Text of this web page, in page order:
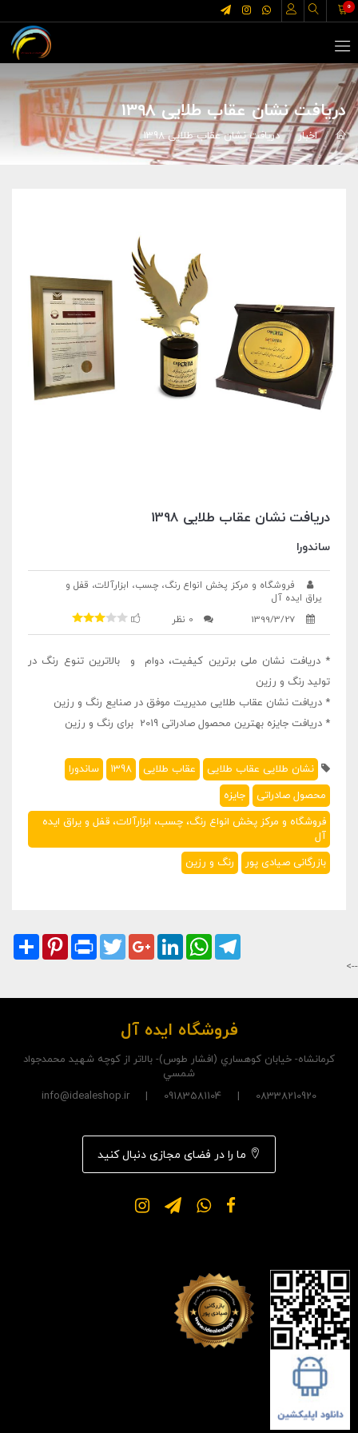
0
دریافت نشان عقاب طلایی 1398
اخبار دریافت نشان عقاب طلایی 1398
دریافت نشان عقاب طلایی 1398
ساندورا
فروشگاه و مرکز پخش انواع رنگ، چسب، ابزارآلات، قفل و
یراق ایده آل
1399/3/27
0 نظر
* دریافت نشان ملی برترین کیفیت، دوام و بالاترین تنوع رنگ در
تولید رنگ و رزین
* دریافت نشان عقاب طلایی مدیریت موفق در صنایع رنگ و رزین
* دریافت جایزه بهترین محصول صادراتی 2019 برای رنگ و رزین
نشان طلایی عقاب طلایی عقاب طلایی 1398
ساندورا
محصول صادراتی
جایزه
فروشگاه و مرکز پخش انواع رنگ، چسب، ابزارآلات، قفل و یراق ایده
آل
بازرگانی صیادی پور
رنگ و رزین
SharePinterest PrintTwitterGoogle+LinkedIn
WhatsAppTelegram
-->
فروشگاه ایده آل
کرمانشاه- خيابان کوهساري (افشار طوس)- بالاتر از کوچه شهيد محمدجواد
شمسي
08338210920 | 09183581104 | info@idealeshop.ir
ما را در فضای مجازی دنبال کنید